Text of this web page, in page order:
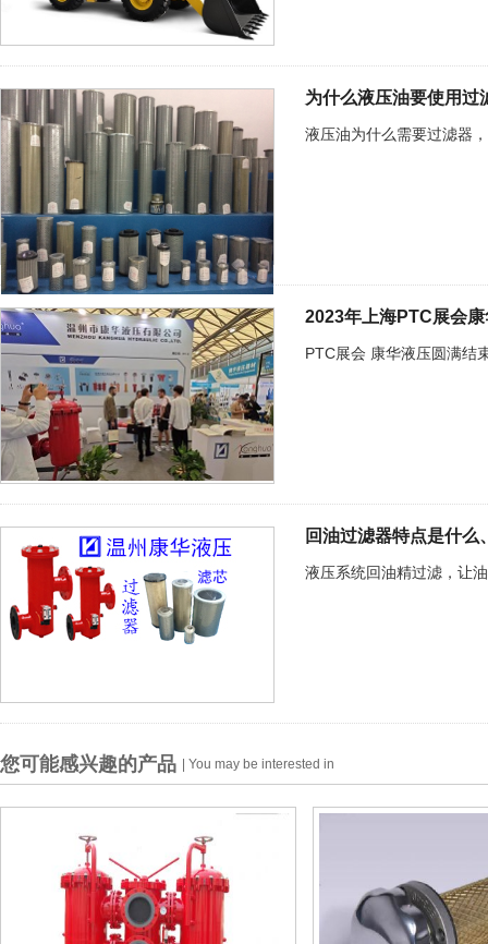
为什么液压油要使用过
液压油为什么需要过滤器
2023年上海PTC展会
PTC展会 康华液压圆满结
回油过滤器特点是什
液压系统回油精过滤，让
您可能感兴趣的产品 | You may be interested in